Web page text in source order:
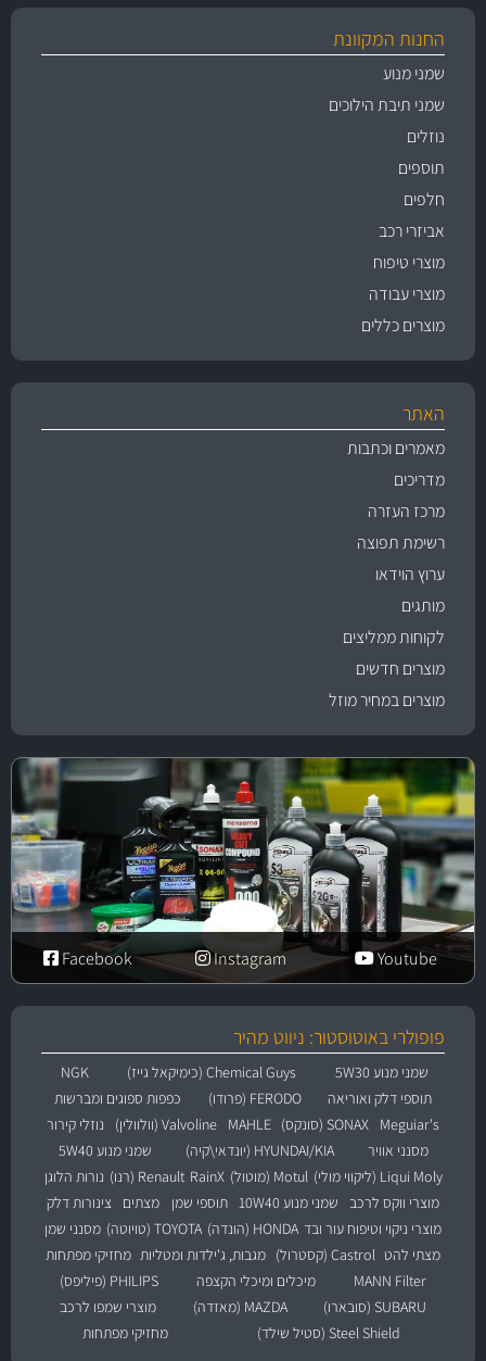
החנות המקוונת
שמני מנוע
שמני תיבת הילוכים
נוזלים
תוספים
חלפים
אביזרי רכב
מוצרי טיפוח
מוצרי עבודה
מוצרים כללים
האתר
מאמרים וכתבות
מדריכים
מרכז העזרה
רשימת תפוצה
ערוץ הוידאו
מותגים
לקוחות ממליצים
מוצרים חדשים
מוצרים במחיר מוזל
Youtube
Instagram
Facebook
פופולרי באוטוסטור: ניווט מהיר
שמני מנוע 5W30 Chemical Guys (כימיקאל גייז)
NGK
תוספי דלק ואוריאה
FERODO (פרודו)
כפפות ספוגים ומברשות
Meguiar's
SONAX (סונקס) MAHLE Valvoline (וולוולין)
נוזלי קירור
מסנני אוויר
HYUNDAI/KIA (יונדאי\קיה)
שמני מנוע 5W40
Liqui Moly (ליקווי מולי)
Motul (מוטול) RainX Renault (רנו)
נורות הלוגן
מוצרי ווקס לרכב
שמני מנוע 10W40 תוספי שמן מצתים
צינורות דלק
מוצרי ניקוי וטיפוח עור ובד HONDA (הונדה) TOYOTA (טויוטה)
מסנני שמן
מצתי להט Castrol (קסטרול) מגבות, ג'ילדות ומטליות מחזיקי מפתחות
MANN Filter
מיכלים ומיכלי הקצפה
PHILIPS (פיליפס)
SUBARU (סובארו)
MAZDA (מאזדה)
מוצרי שמפו לרכב
Steel Shield (סטיל שילד)
מחזיקי מפתחות